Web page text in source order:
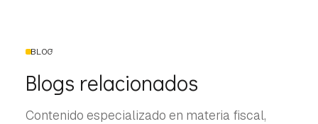
BLOG
Blogs relacionados
Contenido especializado en materia fiscal,